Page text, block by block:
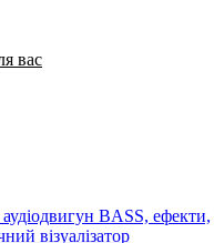
BASS, ефекти,
візуалізатор
вас